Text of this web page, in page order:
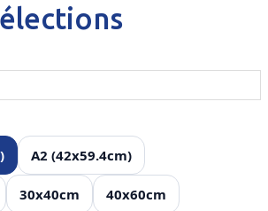
A2 (42x59.4cm)
30x40cm 40x60cm